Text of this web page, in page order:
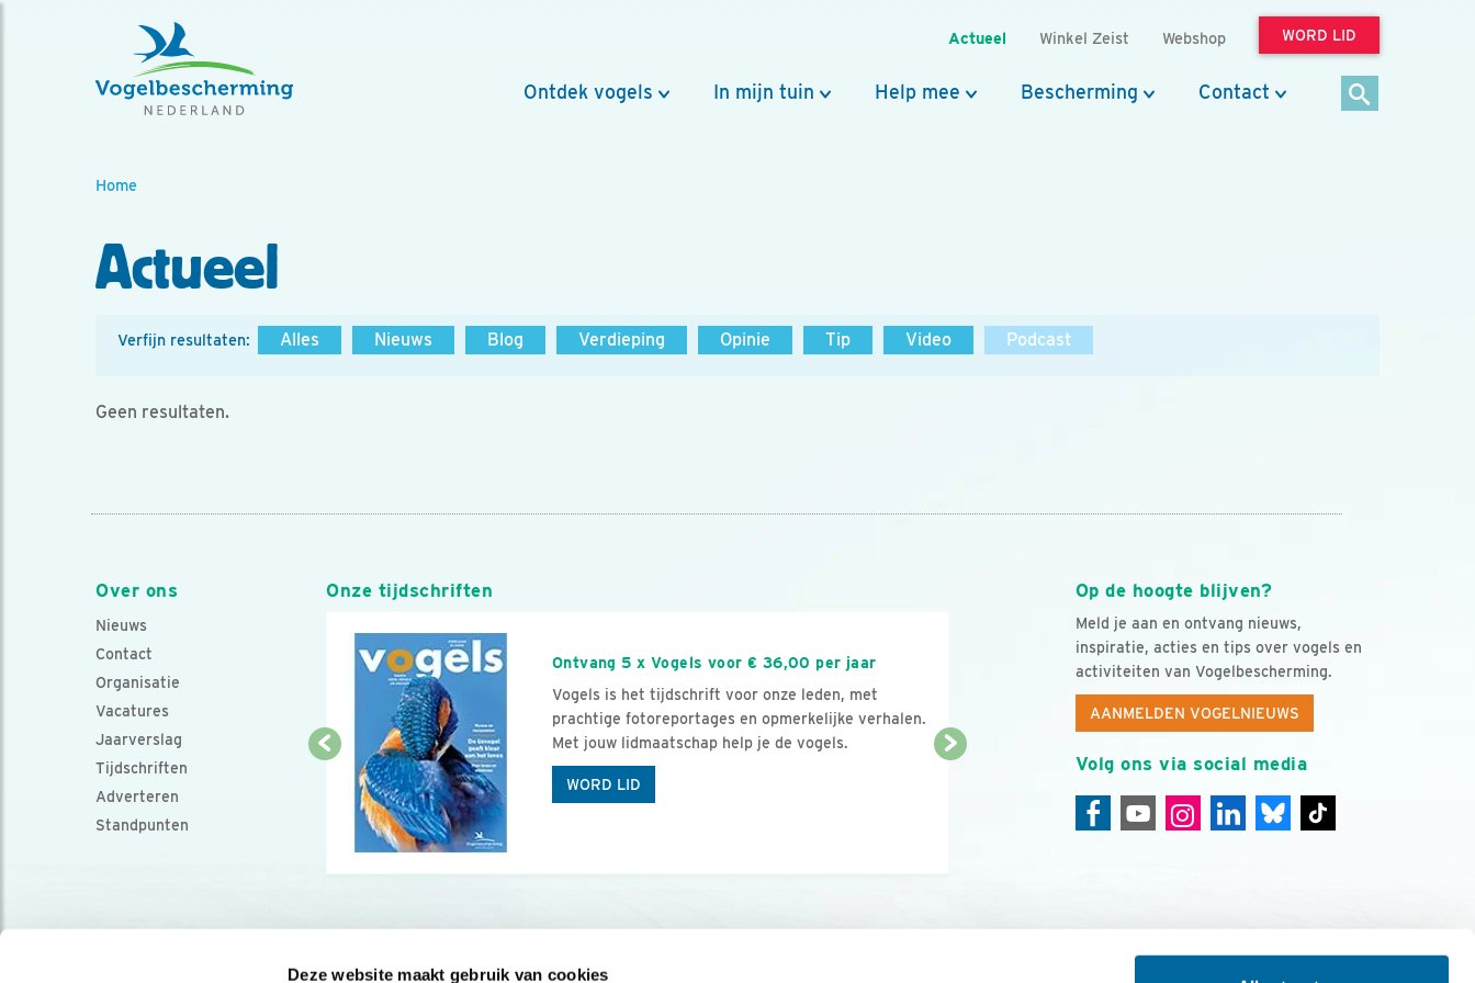
Deze website maakt gebruik van cookies
Actueel Winkel Zeist Webshop WORD LID
Ontdek vogels In mijn tuin Help mee Bescherming Contact
Home
Actueel
Verfijn resultaten: Alles Nieuws Blog Verdieping Opinie Tip Video Podcast
Geen resultaten.
Over ons
Nieuws
Contact
Organisatie
Vacatures
Jaarverslag
Tijdschriften
Adverteren
Standpunten
Op de hoogte blijven?
Meld je aan en ontvang nieuws,
inspiratie, acties en tips over vogels en
activiteiten van Vogelbescherming.
AANMELDEN VOGELNIEUWS
Volg ons via social media
Onze tijdschriften
Ontvang 5 x Vogels voor € 36,00 per jaar
Vogels is het tijdschrift voor onze leden, met
prachtige fotoreportages en opmerkelijke verhalen.
Met jouw lidmaatschap help je de vogels.
WORD LID